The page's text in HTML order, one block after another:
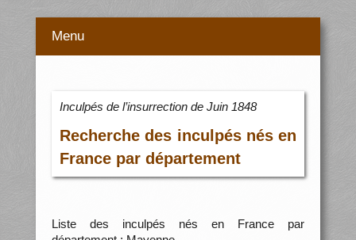
Menu
Inculpés de l’insurrection de Juin 1848
Recherche des inculpés nés en
France par département
Liste des inculpés nés en France par